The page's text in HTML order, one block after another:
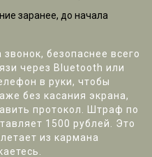
заранее, до начала
безопаснее всего
через Bluetooth или
в руки, чтобы
без касания экрана,
протокол. Штраф по
1500 рублей. Это
из кармана